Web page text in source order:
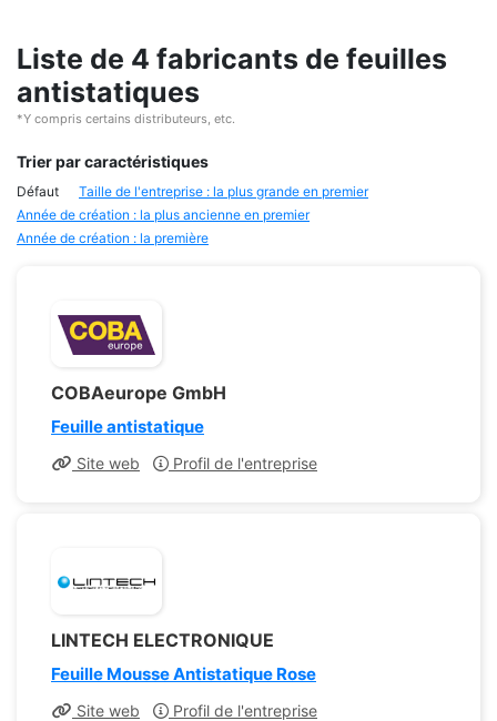
Liste de 4 fabricants de feuilles
antistatiques
*Y compris certains distributeurs, etc.
Trier par caractéristiques
Défaut
Taille de l'entreprise : la plus grande en premier
Année de création : la plus ancienne en premier
Année de création : la première
COBAeurope GmbH
Feuille antistatique
Site web Profil de l'entreprise
LINTECH ELECTRONIQUE
Feuille Mousse Antistatique Rose
Site web Profil de l'entreprise